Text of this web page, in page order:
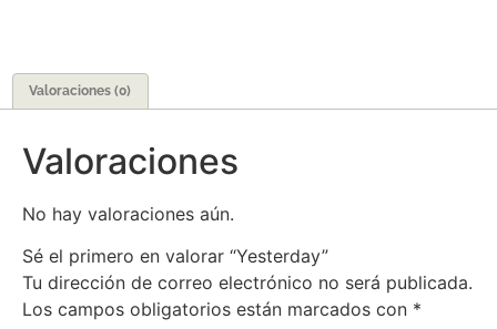
Valoraciones (0)
Valoraciones
No hay valoraciones aún.
Sé el primero en valorar “Yesterday”
Tu dirección de correo electrónico no será publicada.
Los campos obligatorios están marcados con *